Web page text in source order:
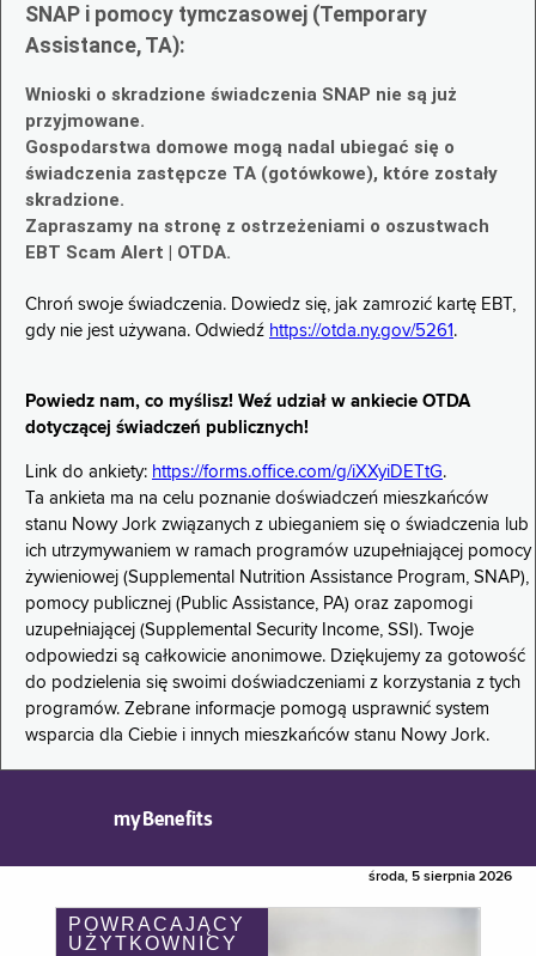
SNAP i pomocy tymczasowej (Temporary
Assistance, TA):
Wnioski o skradzione świadczenia SNAP nie są już
przyjmowane.
Gospodarstwa domowe mogą nadal ubiegać się o
świadczenia zastępcze TA (gotówkowe), które zostały
skradzione.
Zapraszamy na stronę z ostrzeżeniami o oszustwach
EBT Scam Alert | OTDA.
Chroń swoje świadczenia. Dowiedz się, jak zamrozić kartę EBT,
gdy nie jest używana. Odwiedź https://otda.ny.gov/5261 .
Powiedz nam, co myślisz! Weź udział w ankiecie OTDA
dotyczącej świadczeń publicznych!
Link do ankiety: https://forms.office.com/g/iXXyiDETtG.
Ta ankieta ma na celu poznanie doświadczeń mieszkańców
stanu Nowy Jork związanych z ubieganiem się o świadczenia lub
ich utrzymywaniem w ramach programów uzupełniającej pomocy
żywieniowej (Supplemental Nutrition Assistance Program, SNAP),
pomocy publicznej (Public Assistance, PA) oraz zapomogi
uzupełniającej (Supplemental Security Income, SSI). Twoje
odpowiedzi są całkowicie anonimowe. Dziękujemy za gotowość
do podzielenia się swoimi doświadczeniami z korzystania z tych
programów. Zebrane informacje pomogą usprawnić system
wsparcia dla Ciebie i innych mieszkańców stanu Nowy Jork.
myBenefits
środa, 5 sierpnia 2026
POWRACAJĄCY
UŻYTKOWNICY